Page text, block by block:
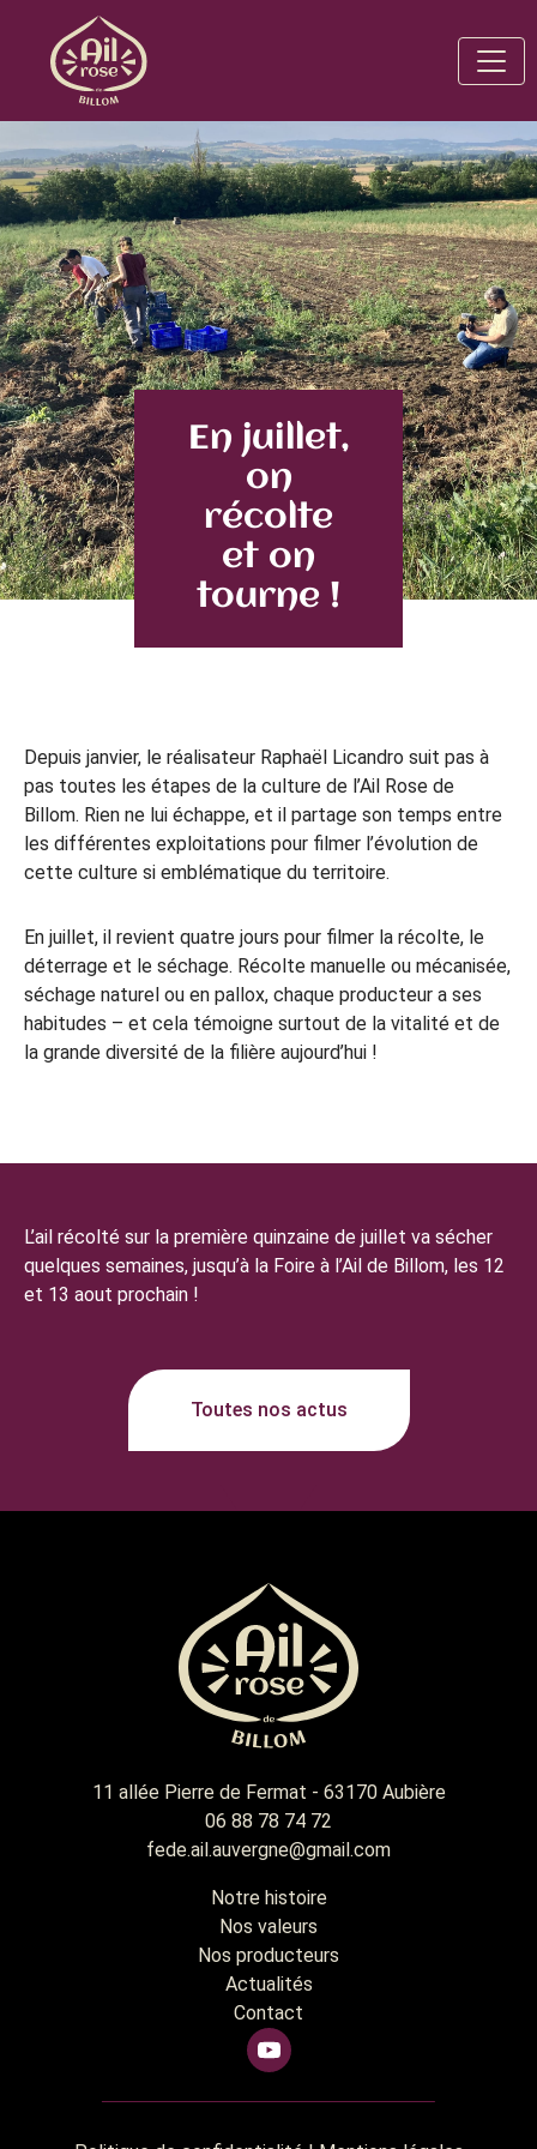
En juillet,
on
récolte
et on
tourne !
Depuis janvier, le réalisateur Raphaël Licandro suit pas à
pas toutes les étapes de la culture de l’Ail Rose de
Billom. Rien ne lui échappe, et il partage son temps entre
les différentes exploitations pour filmer l’évolution de
cette culture si emblématique du territoire.
En juillet, il revient quatre jours pour filmer la récolte, le
déterrage et le séchage. Récolte manuelle ou mécanisée,
séchage naturel ou en pallox, chaque producteur a ses
habitudes – et cela témoigne surtout de la vitalité et de
la grande diversité de la filière aujourd’hui !
L’ail récolté sur la première quinzaine de juillet va sécher
quelques semaines, jusqu’à la Foire à l’Ail de Billom, les 12
et 13 aout prochain !
Toutes nos actus
11 allée Pierre de Fermat - 63170 Aubière
06 88 78 74 72
fede.ail.auvergne@gmail.com
Notre histoire
Nos valeurs
Nos producteurs
Actualités
Contact